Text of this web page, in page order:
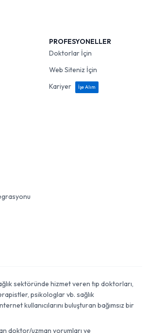
PROFESYONELLER
Doktorlar İçin
Web Siteniz İçin
Kariyer
İşe Alım
sektöründe hizmet veren tıp doktorları,
psikologlar vb. sağlık
kullanıcılarını buluşturan bağımsız bir
doktor/uzman yorumları ve